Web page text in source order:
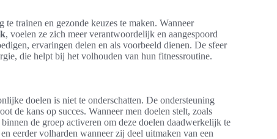
trainen en gezonde keuzes te maken. Wanneer
, voelen ze zich meer verantwoordelijk en aangespoord
ervaringen delen en als voorbeeld dienen. De sfeer
die helpt bij het volhouden van hun fitnessroutine.
doelen is niet te onderschatten. De ondersteuning
de kans op succes. Wanneer men doelen stelt, zoals
de groep activeren om deze doelen daadwerkelijk te
eerder volharden wanneer zij deel uitmaken van een